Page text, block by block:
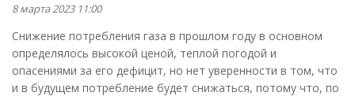
8 марта 2023 11:00
Снижение потребления газа в прошлом году в основном
определялось высокой ценой, теплой погодой и
опасениями за его дефицит, но нет уверенности в том, что
и в будущем потребление будет снижаться, потому что, по